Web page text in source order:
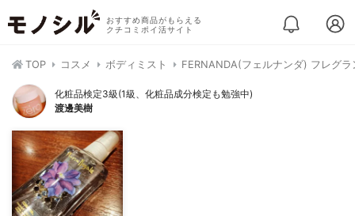
おすすめ商品がもらえる
クチコミポイ活サイト
TOP コスメ ボディミスト FERNANDA(フェルナンダ) フレグ
化粧品検定3級(1級、化粧品成分検定も勉強中)
渡邊美樹